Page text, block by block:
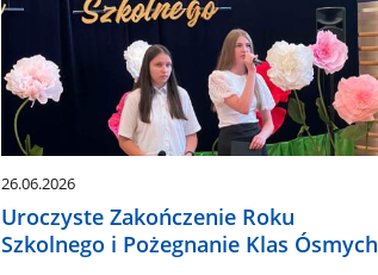
26.06.2026
Uroczyste Zakończenie Roku
Szkolnego i Pożegnanie Klas Ósmych